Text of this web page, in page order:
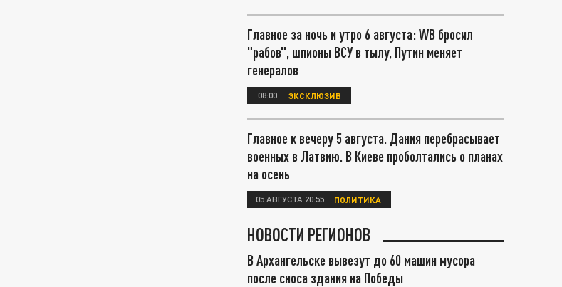
Главное за ночь и утро 6 августа: WB бросил
"рабов", шпионы ВСУ в тылу, Путин меняет
генералов
08:00 ЭКСКЛЮЗИВ
Главное к вечеру 5 августа. Дания перебрасывает
военных в Латвию. В Киеве проболтались о планах
на осень
05 АВГУСТА 20:55 ПОЛИТИКА
НОВОСТИ РЕГИОНОВ
В Архангельске вывезут до 60 машин мусора
после сноса здания на Победы